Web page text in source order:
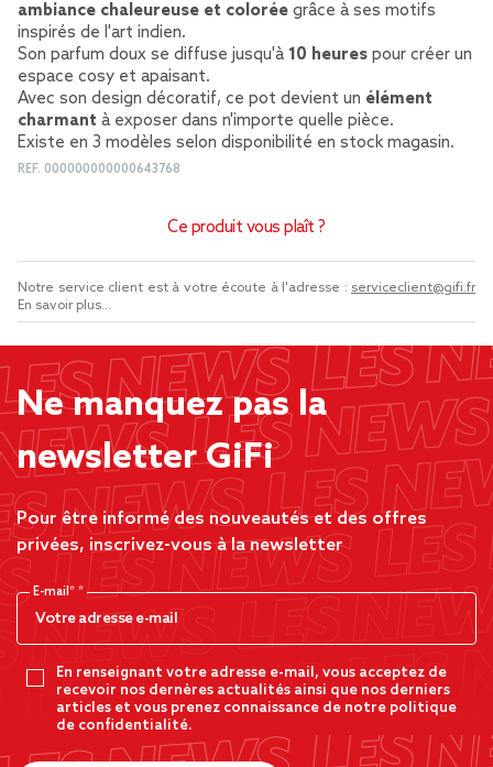
ambiance chaleureuse et colorée grâce à ses motifs
inspirés de l'art indien.
Son parfum doux se diffuse jusqu'à 10 heures pour créer un
espace cosy et apaisant.
Avec son design décoratif, ce pot devient un élément
charmant à exposer dans n'importe quelle pièce.
Existe en 3 modèles selon disponibilité en stock magasin.
REF. 000000000000643768
Ce produit vous plaît ?
Notre service client est à votre écoute à l'adresse : serviceclient@gifi.fr
En savoir plus...
Ne manquez pas la
newsletter GiFi
Pour être informé des nouveautés et des offres
privées, inscrivez-vous à la newsletter
E-mail*
En renseignant votre adresse e-mail, vous acceptez de
recevoir nos dernères actualités ainsi que nos derniers
articles et vous prenez connaissance de notre politique
de confidentialité.